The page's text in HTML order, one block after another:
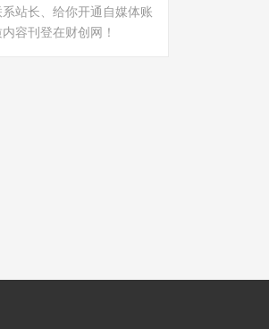
站长、给你开通自媒体账
容刊登在财创网！